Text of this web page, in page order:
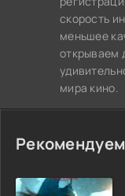
скорость
меньшее
открываем
мира кино.